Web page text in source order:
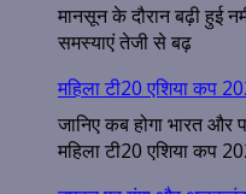
मानसून के दौरान बढ़ी हुई
समस्याएं तेजी से बढ़
महिला टी20 एशिया कप
जानिए कब होगा भारत और
महिला टी20 एशिया कप